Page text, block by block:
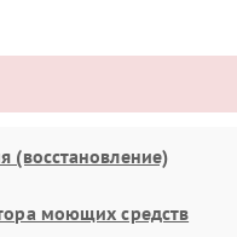
(восстановление)
моющих средств